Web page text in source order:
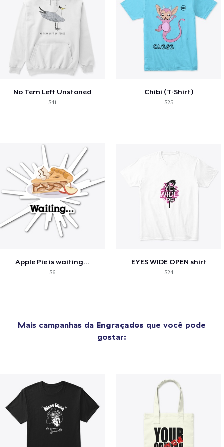
No Tern Left Unstoned
$41
Chibi (T-Shirt)
$25
Apple Pie is waiting...
$6
EYES WIDE OPEN shirt
$24
Mais campanhas da Engraçados que você pode
gostar: